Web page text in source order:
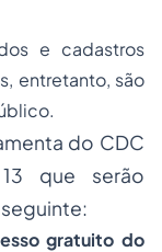
e cadastros
entretanto, são
do CDC
que serão
gratuito do